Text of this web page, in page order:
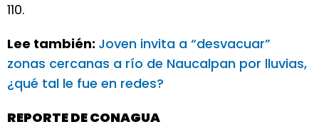
110.
Lee también: Joven invita a “desvacuar”
zonas cercanas a río de Naucalpan por lluvias,
¿qué tal le fue en redes?
REPORTE DE CONAGUA